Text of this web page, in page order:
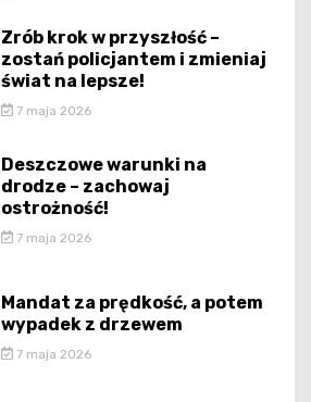
Zrób krok w przyszłość –
zostań policjantem i zmieniaj
świat na lepsze!
7 maja 2026
Deszczowe warunki na
drodze – zachowaj
ostrożność!
7 maja 2026
Mandat za prędkość, a potem
wypadek z drzewem
7 maja 2026